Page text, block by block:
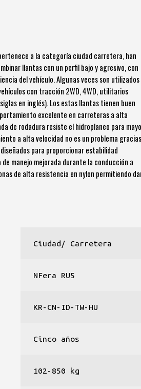
a la categoría ciudad carretera, han
llantas con un perfil bajo y agresivo, con
del vehículo. Algunas veces son utilizados
con tracción 2WD, 4WD, utilitarios
en inglés). Los estas llantas tienen buen
excelente en carreteras a alta
de rodadura resiste el hidroplaneo para
a alta velocidad no es un problema gracias
para proporcionar estabilidad
manejo mejorada durante la conducción a
de alta resistencia en nylon permitiendo
Ciudad/ Carretera
NFera RU5
KR-CN-ID-TW-HU
Cinco años
102-850 kg